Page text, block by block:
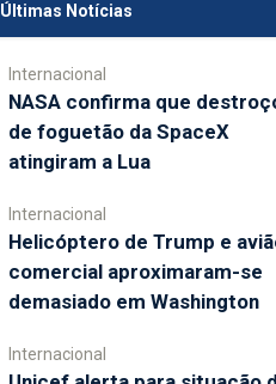
Últimas Notícias
Internacional
NASA confirma que
de foguetão da SpaceX
atingiram a Lua
Internacional
Helicóptero de Trump e
comercial aproximaram-se
demasiado em Washington
Internacional